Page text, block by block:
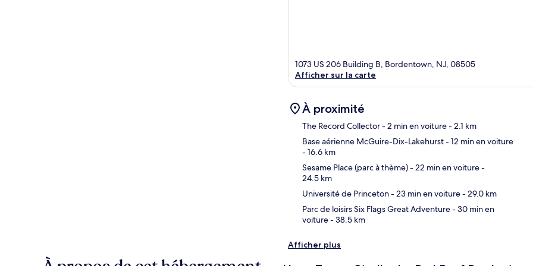
1073 US 206 Building B, Bordentown, NJ, 08505
Afficher sur la carte
À proximité
The Record Collector- 2 min en voiture- 2.1 km
Base aérienne McGuire-Dix-Lakehurst- 12 min en voiture
- 16.6 km
Sesame Place (parc à thème)- 22 min en voiture-
24.5 km
Université de Princeton- 23 min en voiture- 29.0 km
Parc de loisirs Six Flags Great Adventure- 30 min en
voiture- 38.5 km
Afficher plus